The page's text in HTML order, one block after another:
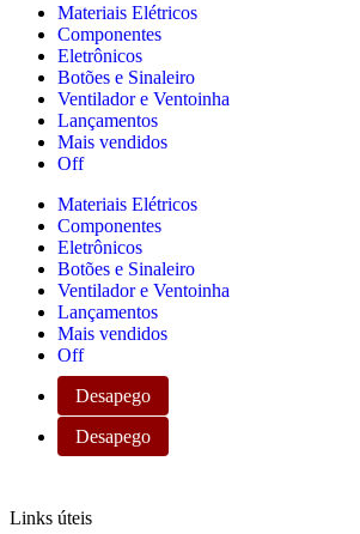
Materiais Elétricos
Componentes
Eletrônicos
Botões e Sinaleiro
Ventilador e Ventoinha
Lançamentos
Mais vendidos
Off
Materiais Elétricos
Componentes
Eletrônicos
Botões e Sinaleiro
Ventilador e Ventoinha
Lançamentos
Mais vendidos
Off
Desapego
Desapego
Links úteis